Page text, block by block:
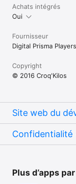
Achats intégrés
Oui
Fournisseur
Digital Prisma Players
Copyright
© 2016 Croq'Kilos
Site web du
Confidentialité
Plus d’apps